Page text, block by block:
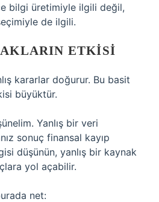
bilgi üretimiyle ilgili değil,
de ilgili.
ETKISI
kararlar doğurur. Bu basit
büyüktür.
Yanlış bir veri
sonuç finansal kayıp
düşünün, yanlış bir kaynak
yol açabilir.
net: